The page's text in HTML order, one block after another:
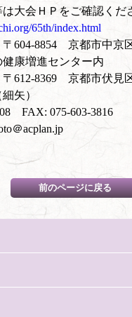
大会ＨＰをご確認くだ
65th/index.html
604-8854 京都市中京
康増進センター内
612-8369 京都市伏見
矢）
FAX: 075-603-3816
＠acplan.jp